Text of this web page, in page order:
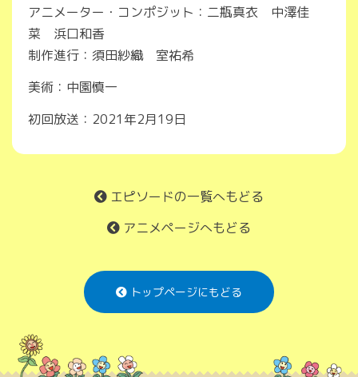
アニメーター・コンポジット：二瓶真衣 中澤佳
菜 浜口和香
制作進行：須田紗織 室祐希
美術：中園慎一
初回放送：2021年2月19日
エピソードの一覧へもどる
アニメページへもどる
トップページにもどる